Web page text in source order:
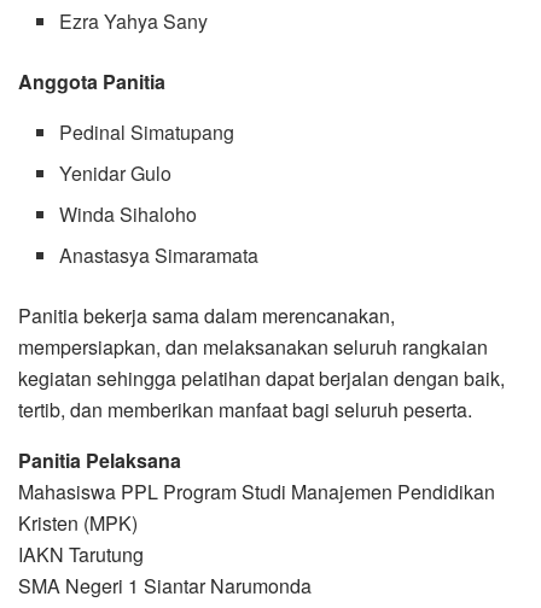
Ezra Yahya Sany
Anggota Panitia
Pedinal Simatupang
Yenidar Gulo
Winda Sihaloho
Anastasya Simaramata
Panitia bekerja sama dalam merencanakan,
mempersiapkan, dan melaksanakan seluruh rangkaian
kegiatan sehingga pelatihan dapat berjalan dengan baik,
tertib, dan memberikan manfaat bagi seluruh peserta.
Panitia Pelaksana
Mahasiswa PPL Program Studi Manajemen Pendidikan
Kristen (MPK)
IAKN Tarutung
SMA Negeri 1 Siantar Narumonda